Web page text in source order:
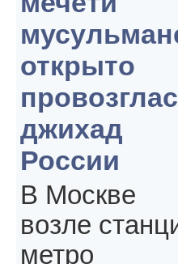
открыто
джихад
России
В Москве
возле
метро